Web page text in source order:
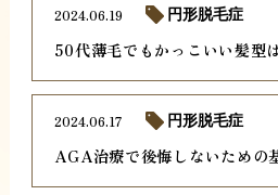
50代薄毛でもかっこいい髪型
2024.06.19 円形脱毛症
AGA治療で後悔しないための
2024.06.17 円形脱毛症